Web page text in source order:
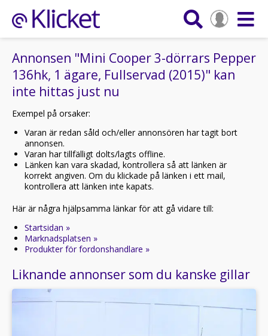
Annonsen "Mini Cooper 3-dörrars Pepper
136hk, 1 ägare, Fullservad (2015)" kan
inte hittas just nu
Exempel på orsaker:
Varan är redan såld och/eller annonsören har tagit bort
annonsen.
Varan har tillfälligt dolts/lagts offline.
Länken kan vara skadad, kontrollera så att länken är
korrekt angiven. Om du klickade på länken i ett mail,
kontrollera att länken inte kapats.
Här är några hjälpsamma länkar för att gå vidare till:
Startsidan »
Marknadsplatsen »
Produkter för fordonshandlare »
Liknande annonser som du kanske gillar